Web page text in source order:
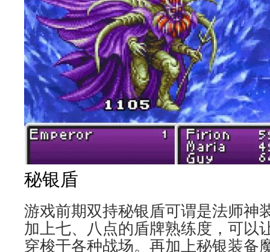
秘银盾
游戏前期双持秘银盾可谓是法师神
加上七、八点的盾牌熟练度，可以
穿梭于各种战场。再加上秘银装备